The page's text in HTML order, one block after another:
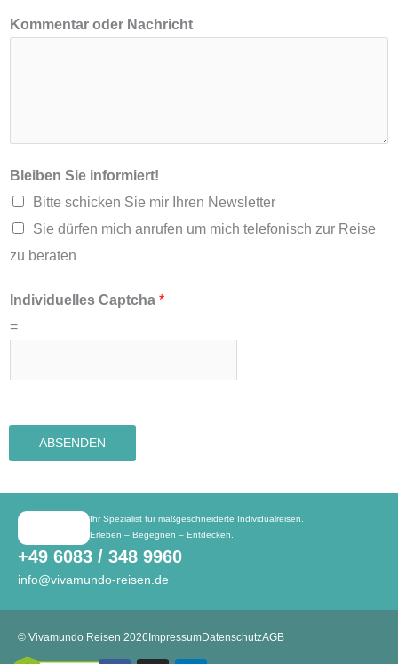
Kommentar oder Nachricht
Bleiben Sie informiert!
Bitte schicken Sie mir Ihren Newsletter
Sie dürfen mich anrufen um mich telefonisch zur Reise
zu beraten
Individuelles Captcha *
=
ABSENDEN
Ihr Spezialist für maßgeschneiderte Individualreisen.
Erleben – Begegnen – Entdecken.
+49 6083 / 348 9960
info@vivamundo-reisen.de
© Vivamundo Reisen 2026 ImpressumDatenschutzAGB